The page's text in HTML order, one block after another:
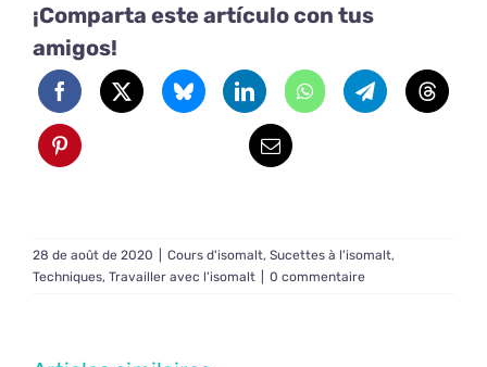
¡Comparta este artículo con tus
amigos!
28 de août de 2020 Cours d'isomalt, Sucettes à l'isomalt,
Techniques, Travailler avec l'isomalt 0 commentaire